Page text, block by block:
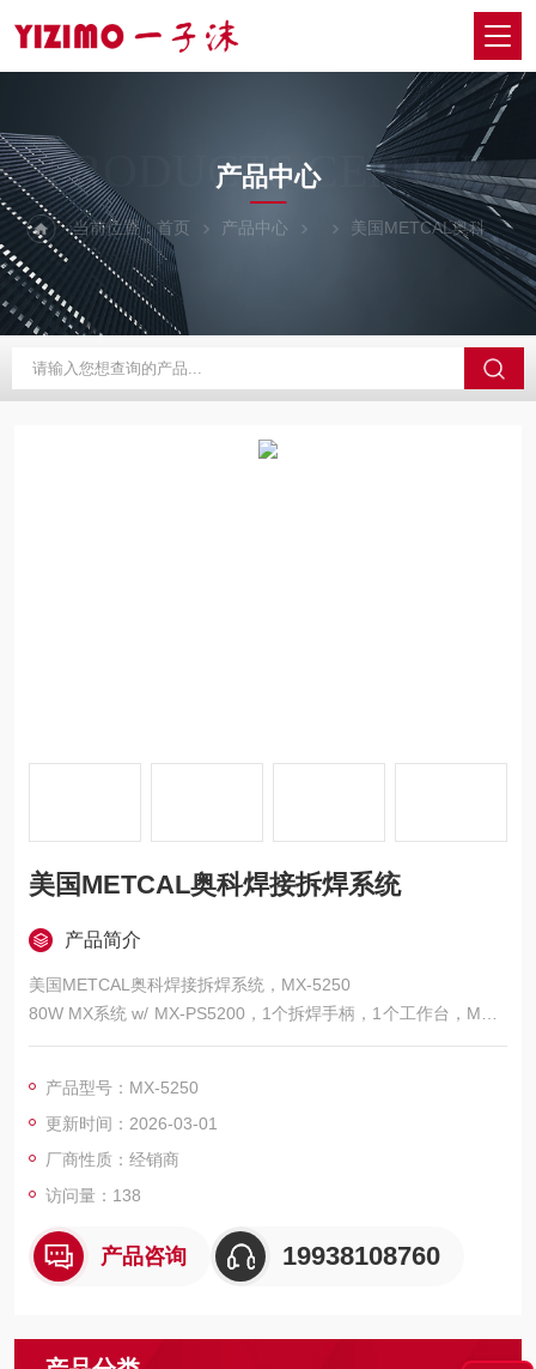
PRODUCTS CENTER
产品中心
当前位置：首页 产品中心 美国METCAL奥科
美国METCAL奥科焊接拆焊系统
产品简介
美国METCAL奥科焊接拆焊系统，MX-5250
80W MX系统 w/ MX-PS5200，1个拆焊手柄，1个工作台，MX-5
200 可以使用两个手柄动态共享80瓦输出功率，根据需求进行操
产品型号：MX-5250
更新时间：2026-03-01
厂商性质：经销商
访问量：138
产品咨询 19938108760